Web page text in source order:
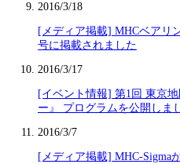
2016/3/18
[メディア掲載] MHCベアリ
号に掲載されました
2016/3/17
[イベント情報] 第1回 東京
ー』 プログラムを公開しま
2016/3/7
[メディア掲載] MHC-Sigma